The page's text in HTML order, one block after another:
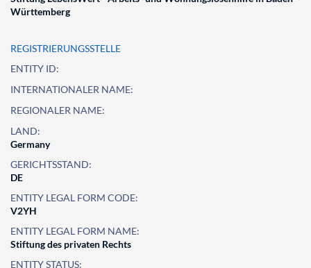
Württemberg
REGISTRIERUNGSSTELLE
ENTITY ID:
INTERNATIONALER NAME:
REGIONALER NAME:
LAND:
Germany
GERICHTSSTAND:
DE
ENTITY LEGAL FORM CODE:
V2YH
ENTITY LEGAL FORM NAME:
Stiftung des privaten Rechts
ENTITY STATUS: